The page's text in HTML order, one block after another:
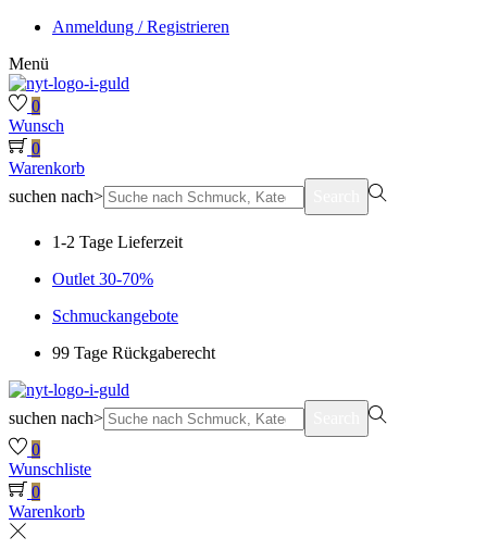
Anmeldung / Registrieren
Menü
0
Wunsch
0
Warenkorb
suchen nach>
1-2 Tage Lieferzeit
Outlet 30-70%
Schmuckangebote
99 Tage Rückgaberecht
suchen nach>
0
Wunschliste
0
Warenkorb